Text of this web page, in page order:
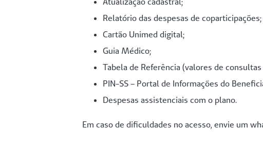
Relatório das despesas de coparticipações;
Cartão Unimed digital;
Guia Médico;
Tabela de Referência (valores de consultas
PIN-SS – Portal de Informações do
Despesas assistenciais com o plano.
Em caso de dificuldades no acesso, envie um